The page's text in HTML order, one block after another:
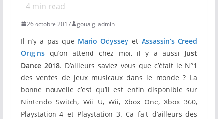
4min read
26 octobre 2017 gouaig_admin
Il n’y a pas que Mario Odyssey et Assassin’s Creed
Originsqu’on attend chez moi, il y a aussi Just
Dance 2018. D’ailleurs saviez vous que c’était le N°1
des ventes de jeux musicaux dans le monde ? La
bonne nouvelle c’est qu’il est enfin disponible sur
Nintendo Switch, Wii U, Wii, Xbox One, Xbox 360,
Playstation 4 et Playstation 3. Ca fait d’ailleurs des